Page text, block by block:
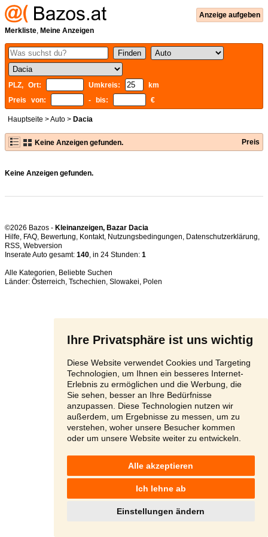
Ihre Privatsphäre ist uns wichtig
Diese Website verwendet Cookies und Targeting
Technologien, um Ihnen ein besseres Internet-
Erlebnis zu ermöglichen und die Werbung, die
Sie sehen, besser an Ihre Bedürfnisse
anzupassen. Diese Technologien nutzen wir
außerdem, um Ergebnisse zu messen, um zu
verstehen, woher unsere Besucher kommen
oder um unsere Website weiter zu entwickeln.
Alle akzeptieren
Ich lehne ab
Einstellungen ändern
Anzeige aufgeben
Merkliste, Meine Anzeigen
PLZ, Ort: Umkreis:
km
Preis von:
- bis: €
Hauptseite >Auto > Dacia
Keine Anzeigen gefunden. Preis
Keine Anzeigen gefunden.
©2026 Bazos - Kleinanzeigen, Bazar Dacia
Hilfe, FAQ, Bewertung, Kontakt, Nutzungsbedingungen, Datenschutzerklärung,
RSS,
Inserate Auto gesamt: 140, in 24 Stunden: 1
Alle Kategorien, Beliebte Suchen
Länder: Österreich, Tschechien, Slowakei, Polen